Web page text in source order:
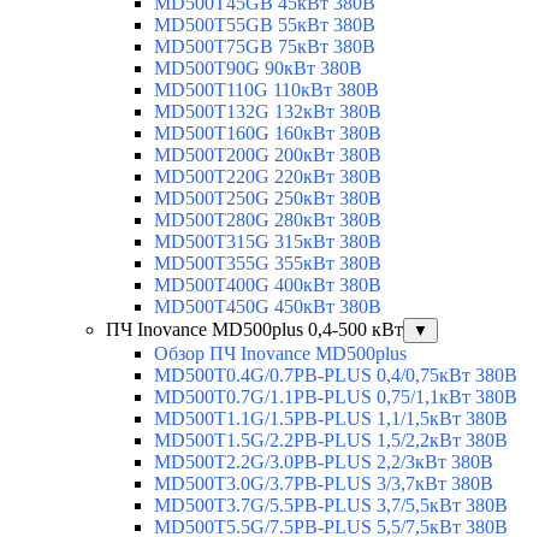
MD500T55GB 55кВт 380В
MD500T75GB 75кВт 380В
MD500T90G 90кВт 380В
MD500T110G 110кВт 380В
MD500T132G 132кВт 380В
MD500T160G 160кВт 380В
MD500T200G 200кВт 380В
MD500T220G 220кВт 380В
MD500T250G 250кВт 380В
MD500T280G 280кВт 380В
MD500T315G 315кВт 380В
MD500T355G 355кВт 380В
MD500T400G 400кВт 380В
MD500T450G 450кВт 380В
ПЧ Inovance MD500plus 0,4-500 кВт
▼
Обзор ПЧ Inovance MD500plus
MD500T0.4G/0.7PB-PLUS 0,4/0,75кВт 380В
MD500T0.7G/1.1PB-PLUS 0,75/1,1кВт 380В
MD500T1.1G/1.5PB-PLUS 1,1/1,5кВт 380В
MD500T1.5G/2.2PB-PLUS 1,5/2,2кВт 380В
MD500T2.2G/3.0PB-PLUS 2,2/3кВт 380В
MD500T3.0G/3.7PB-PLUS 3/3,7кВт 380В
MD500T3.7G/5.5PB-PLUS 3,7/5,5кВт 380В
MD500T5.5G/7.5PB-PLUS 5,5/7,5кВт 380В